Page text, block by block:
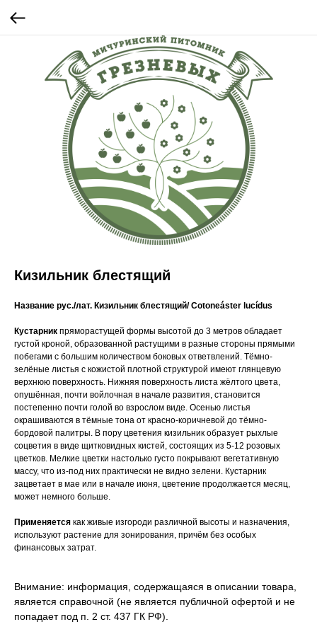
Кизильник блестящий
Название рус./лат. Кизильник блестящий/ Cotoneáster lucídus
Кустарник пряморастущей формы высотой до 3 метров обладает
густой кроной, образованной растущими в разные стороны прямыми
побегами с большим количеством боковых ответвлений. Тёмно-
зелёные листья с кожистой плотной структурой имеют глянцевую
верхнюю поверхность. Нижняя поверхность листа жёлтого цвета,
опушённая, почти войлочная в начале развития, становится
постепенно почти голой во взрослом виде. Осенью листья
окрашиваются в тёмные тона от красно-коричневой до тёмно-
бордовой палитры. В пору цветения кизильник образует рыхлые
соцветия в виде щитковидных кистей, состоящих из 5-12 розовых
цветков. Мелкие цветки настолько густо покрывают вегетативную
массу, что из-под них практически не видно зелени. Кустарник
зацветает в мае или в начале июня, цветение продолжается месяц,
может немного больше.
Применяется как живые изгороди различной высоты и назначения,
используют растение для зонирования, причём без особых
финансовых затрат.
Внимание: информация, содержащаяся в описании товара,
является справочной (не является публичной офертой и не
попадает под п. 2 ст. 437 ГК РФ).